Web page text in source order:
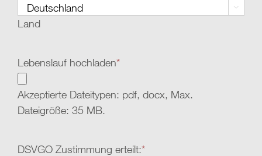

Land
Lebenslauf hochladen*
Akzeptierte Dateitypen: pdf, docx, Max.
Dateigröße: 35 MB.
DSVGO Zustimmung erteilt:*